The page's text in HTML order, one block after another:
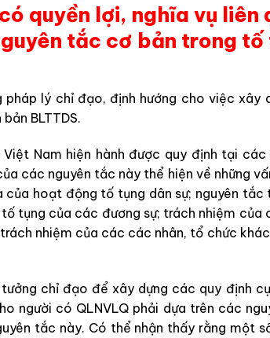
quyền lợi, nghĩa vụ liên
tắc cơ bản trong tố
lý chỉ đạo, định hướng cho việc xây
BLTTDS.
Nam hiện hành được quy định tại
các nguyên tắc này thể hiện về những
của hoạt động tố tụng dân sự; nguyên tắc
tụng của các đương sự; trách nhiệm của
nhiệm của các các nhân, tổ chức
chỉ đạo để xây dựng các quy định
người có QLNVLQ phải dựa trên các
tắc này. Có thể nhận thấy rằng một